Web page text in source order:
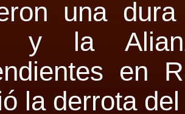
una
y la
en
la derrota